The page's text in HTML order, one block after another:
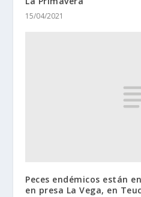
15/04/2021
Peces endémicos están
en presa La Vega, en